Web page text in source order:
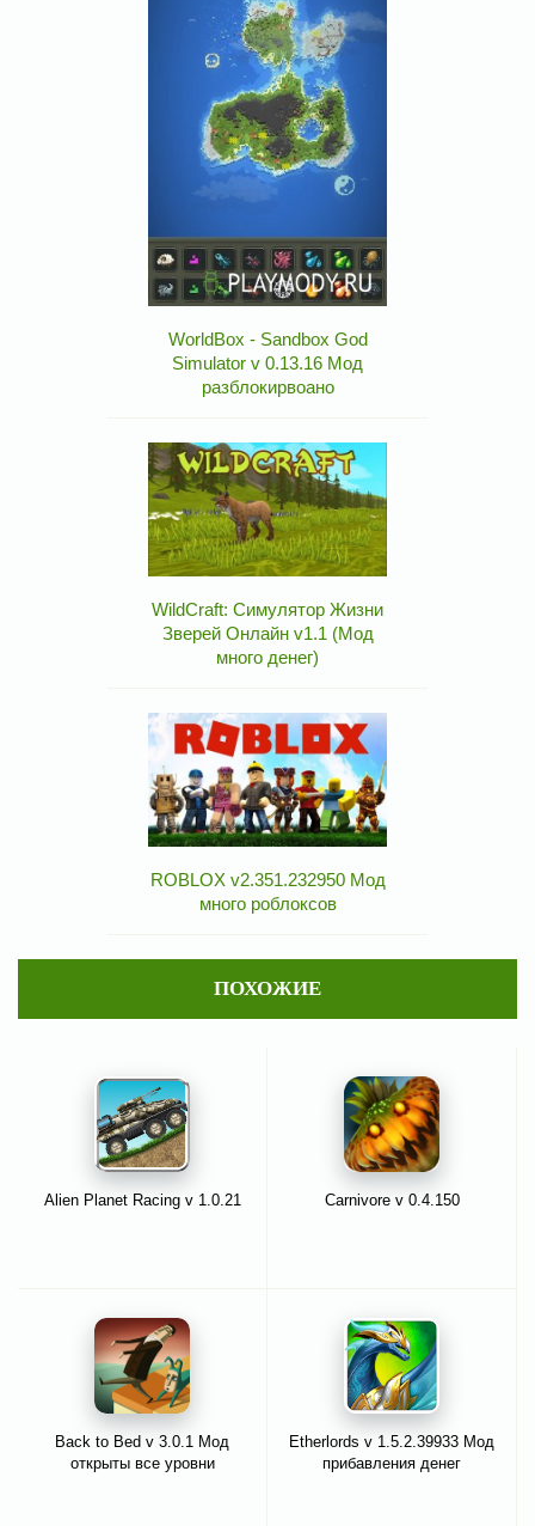
WorldBox - Sandbox God
Simulator v 0.13.16 Мод
разблокирвоано
WildCraft: Симулятор Жизни
Зверей Онлайн v1.1 (Мод
много денег)
ROBLOX v2.351.232950 Мод
много роблоксов
ПОХОЖИЕ
Alien Planet Racing v 1.0.21 Carnivore v 0.4.150
Back to Bed v 3.0.1 Мод
открыты все уровни
Etherlords v 1.5.2.39933 Мод
прибавления денег